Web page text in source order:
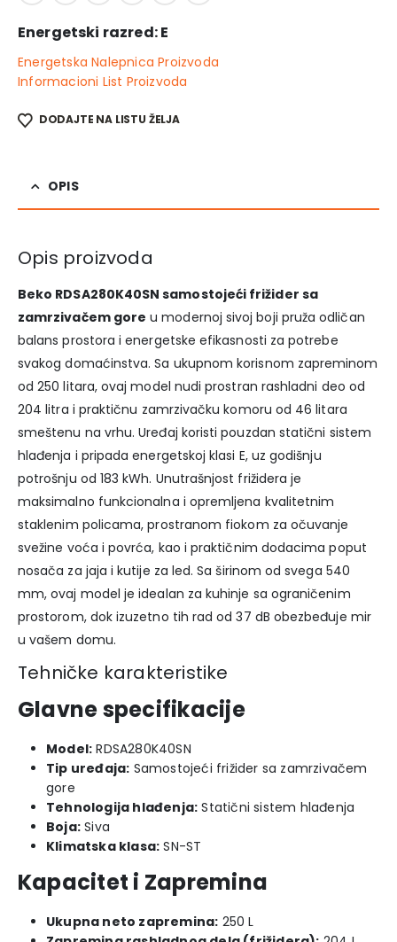
Energetski razred: E
Energetska Nalepnica Proizvoda
Informacioni List Proizvoda
DODAJTE NA LISTU ŽELJA
OPIS
Opis proizvoda
Beko RDSA280K40SN samostojeći frižider sa
zamrzivačem gore u modernoj sivoj boji pruža odličan
balans prostora i energetske efikasnosti za potrebe
svakog domaćinstva. Sa ukupnom korisnom zapreminom
od 250 litara, ovaj model nudi prostran rashladni deo od
204 litra i praktičnu zamrzivačku komoru od 46 litara
smeštenu na vrhu. Uređaj koristi pouzdan statični sistem
hlađenja i pripada energetskoj klasi E, uz godišnju
potrošnju od 183 kWh. Unutrašnjost frižidera je
maksimalno funkcionalna i opremljena kvalitetnim
staklenim policama, prostranom fiokom za očuvanje
svežine voća i povrća, kao i praktičnim dodacima poput
nosača za jaja i kutije za led. Sa širinom od svega 540
mm, ovaj model je idealan za kuhinje sa ograničenim
prostorom, dok izuzetno tih rad od 37 dB obezbeđuje mir
u vašem domu.
Tehničke karakteristike
Glavne specifikacije
Model: RDSA280K40SN
Tip uređaja: Samostojeći frižider sa zamrzivačem
gore
Tehnologija hlađenja: Statični sistem hlađenja
Boja: Siva
Klimatska klasa: SN-ST
Kapacitet i Zapremina
Ukupna neto zapremina: 250 L